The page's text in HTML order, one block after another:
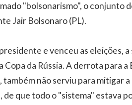
"bolsonarismo", o conjunto
Jair Bolsonaro (PL).
e venceu as eleições, a
da Rússia. A derrota para a
não serviu para mitigar a
de que todo o "sistema" estava